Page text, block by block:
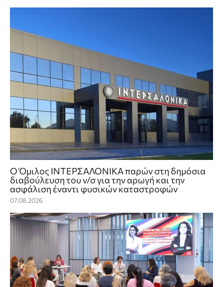
Ο Όμιλος ΙΝΤΕΡΣΑΛΟΝΙΚΑ παρών στη δημόσια
διαβούλευση του ν/σ για την αρωγή και την
ασφάλιση έναντι φυσικών καταστροφών
07.08.2026